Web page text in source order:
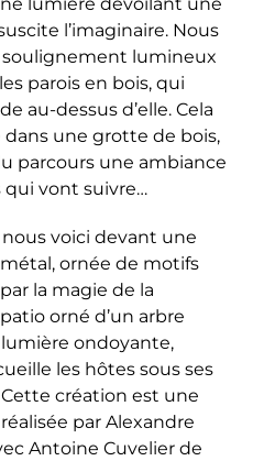
lumière dévoilant une
l’imaginaire. Nous
soulignement lumineux
parois en bois, qui
au-dessus d’elle. Cela
dans une grotte de bois,
parcours une ambiance
qui vont suivre…
voici devant une
ornée de motifs
la magie de la
orné d’un arbre
ondoyante,
les hôtes sous ses
création est une
par Alexandre
Antoine Cuvelier de